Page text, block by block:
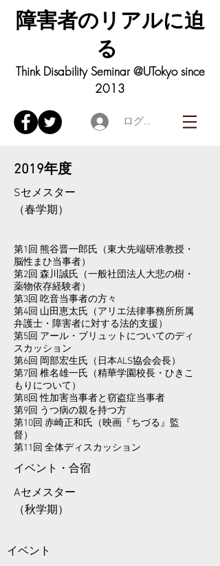
障害者の リアルに迫
る
Think Disability Seminar @UTokyo since
2013
ログイン
​2019年度
Sセメスター
​（春学期）
第1回 熊谷晋一郎氏（東大先端研准教授・
脳性まひ当事者）
第2回 森川誠氏（一般社団法人大悲の樹・
薬物依存経験者）
第3回 吃音当事者の方々
第4回 山田恵太氏（アリエ法律事務所所属
弁護士・障害者に対する法的支援）
第5回 アール・ブリュットについてのディ
スカッション
第6回 岡部宏生氏（日本ALS協会会長）
第7回 椎名雄一氏（精華学園校長・ひきこ
もりについて）
第8回 性加害当事者と窃盗症当事者
第9回 うつ病の親を持つ方
第10回 赤崎正和氏（映画『ちづる』監
督）
第11回 全体ディスカッション
​イベント・合宿
Aセメスター
​（秋学期）
​イベント